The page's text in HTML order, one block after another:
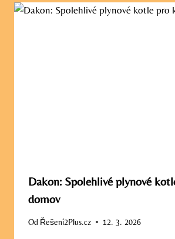
Dakon: Spolehlivé plynové
domov
Od Řešení2Plus.cz 12. 3. 2026